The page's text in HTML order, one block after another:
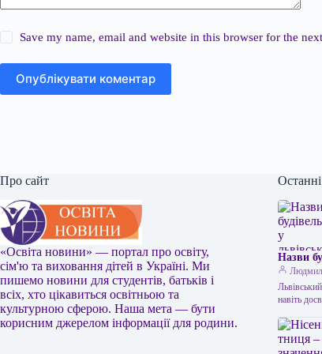
Save my name, email and website in this browser for the
Опублікувати коментар
Про сайт
«Освіта новини» — портал про освіту,
сім'ю та виховання дітей в Україні. Ми
пишемо новини для студентів, батьків і
всіх, хто цікавиться освітньою та
культурною сферою. Наша мета — бути
корисним джерелом інформації для родини.
Назви
навіть